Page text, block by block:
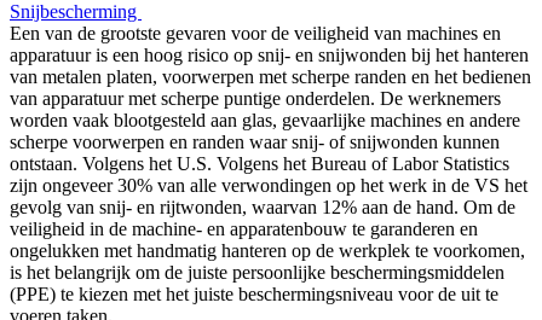
Snijbescherming
Een van de grootste gevaren voor de veiligheid van machines en
apparatuur is een hoog risico op snij- en snijwonden bij het hanteren
van metalen platen, voorwerpen met scherpe randen en het bedienen
van apparatuur met scherpe puntige onderdelen. De werknemers
worden vaak blootgesteld aan glas, gevaarlijke machines en andere
scherpe voorwerpen en randen waar snij- of snijwonden kunnen
ontstaan. Volgens het U.S. Volgens het Bureau of Labor Statistics
zijn ongeveer 30% van alle verwondingen op het werk in de VS het
gevolg van snij- en rijtwonden, waarvan 12% aan de hand. Om de
veiligheid in de machine- en apparatenbouw te garanderen en
ongelukken met handmatig hanteren op de werkplek te voorkomen,
is het belangrijk om de juiste persoonlijke beschermingsmiddelen
(PPE) te kiezen met het juiste beschermingsniveau voor de uit te